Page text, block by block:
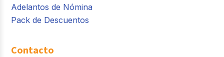
Adelantos de Nómina
Pack de Descuentos
Contacto